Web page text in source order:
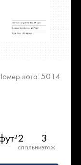
лота: 5014
2
спальни
3
этаж